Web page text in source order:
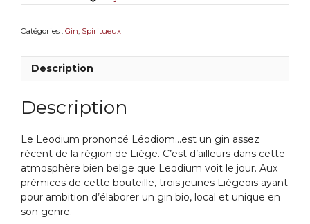
Catégories : Gin Spiritueux
Description
Description
Le Leodium prononcé Léodiom…est un gin assez
récent de la région de Liège. C’est d’ailleurs dans cette
atmosphère bien belge que Leodium voit le jour. Aux
prémices de cette bouteille, trois jeunes Liégeois ayant
pour ambition d’élaborer un gin bio, local et unique en
son genre.